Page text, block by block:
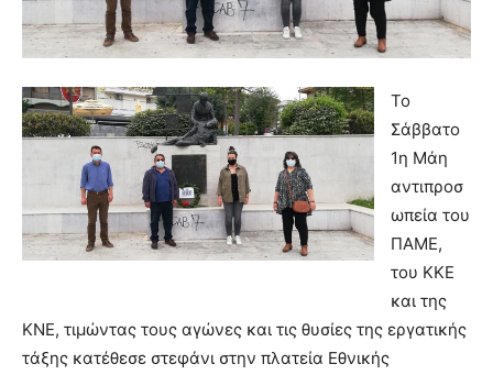
Το
Σάββατο
1η Μάη
αντιπροσ
ωπεία του
ΠΑΜΕ,
του ΚΚΕ
και της
ΚΝΕ, τιμώντας τους αγώνες και τις θυσίες της εργατικής
τάξης κατέθεσε στεφάνι στην πλατεία Εθνικής